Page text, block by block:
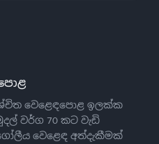
වෙළෙඳපොළ ඉලක්ක
වර්ග 70 කට වැඩි
වෙළෙඳ අත්දැකීමක්